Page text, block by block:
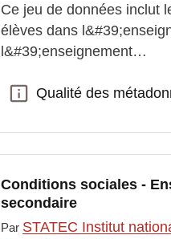
Ce jeu de données inclut
élèves dans
l&#39;enseignement…
Qualité des
Qualité des
Conditions sociales -
secondaire
Par STATEC Institut